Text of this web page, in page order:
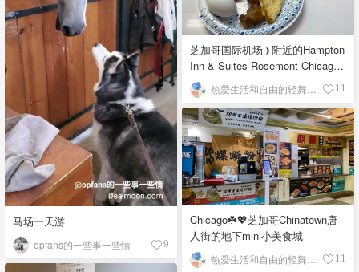
马场一天游
opfans的一些事一些情 9
芝加哥国际机场✈️附近的Hampton
Inn & Suites Rosemont Chicago
O'Hare自助早餐
11
Chicago☘️💖芝加哥Chinatown唐
人街的地下mini小美食城
11